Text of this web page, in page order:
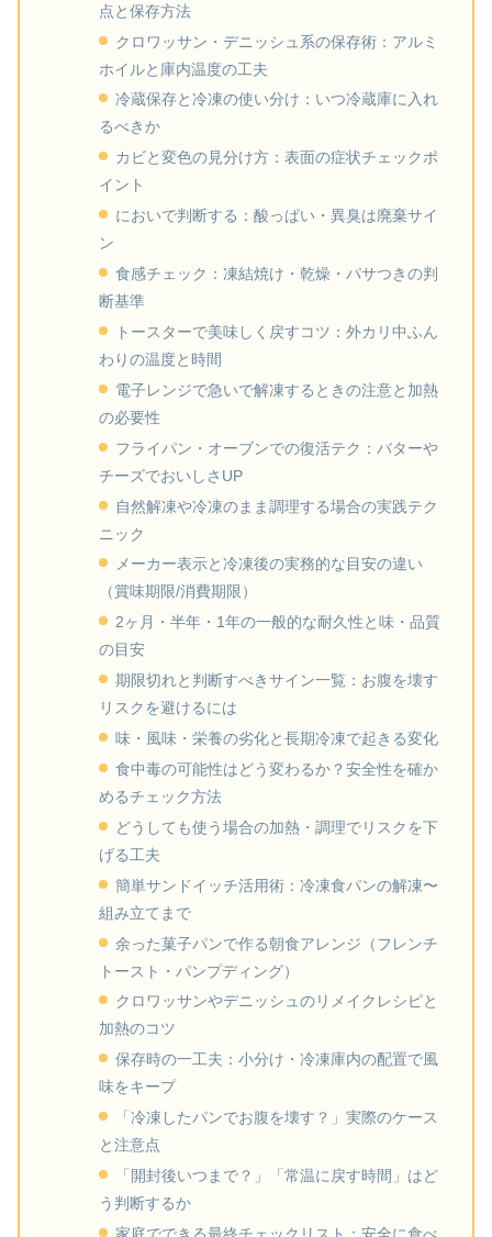
点と保存方法
クロワッサン・デニッシュ系の保存術：アルミ
ホイルと庫内温度の工夫
冷蔵保存と冷凍の使い分け：いつ冷蔵庫に入れ
るべきか
カビと変色の見分け方：表面の症状チェックポ
イント
においで判断する：酸っぱい・異臭は廃棄サイ
ン
食感チェック：凍結焼け・乾燥・パサつきの判
断基準
トースターで美味しく戻すコツ：外カリ中ふん
わりの温度と時間
電子レンジで急いで解凍するときの注意と加熱
の必要性
フライパン・オーブンでの復活テク：バターや
チーズでおいしさUP
自然解凍や冷凍のまま調理する場合の実践テク
ニック
メーカー表示と冷凍後の実務的な目安の違い
（賞味期限/消費期限）
2ヶ月・半年・1年の一般的な耐久性と味・品質
の目安
期限切れと判断すべきサイン一覧：お腹を壊す
リスクを避けるには
味・風味・栄養の劣化と長期冷凍で起きる変化
食中毒の可能性はどう変わるか？安全性を確か
めるチェック方法
どうしても使う場合の加熱・調理でリスクを下
げる工夫
簡単サンドイッチ活用術：冷凍食パンの解凍〜
組み立てまで
余った菓子パンで作る朝食アレンジ（フレンチ
トースト・パンプディング）
クロワッサンやデニッシュのリメイクレシピと
加熱のコツ
保存時の一工夫：小分け・冷凍庫内の配置で風
味をキープ
「冷凍したパンでお腹を壊す？」実際のケース
と注意点
「開封後いつまで？」「常温に戻す時間」はど
う判断するか